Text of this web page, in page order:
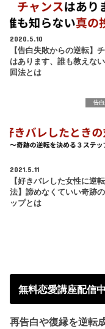
2020.5.10
【告白失敗からの逆転】
はあります、誰も教えな
回法とは
告
2021.5.11
【好きバレした女性に逆
法】諦めなくていい奇跡
ップとは
無料恋愛講座配信
再告白や復縁を逆転